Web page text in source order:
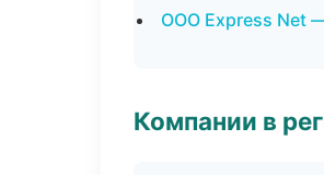
ООО Express Net
Компании в